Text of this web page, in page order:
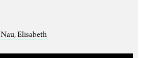
Nau, Elisabeth